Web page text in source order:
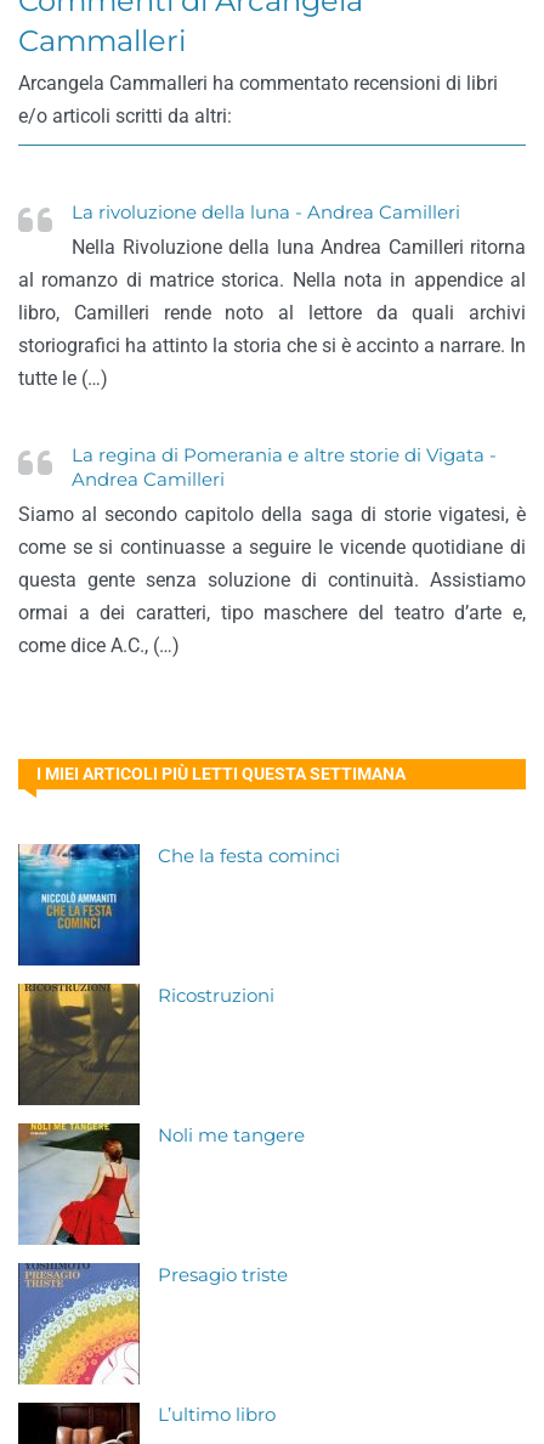
Cammalleri
Arcangela Cammalleri ha commentato recensioni di libri
e/o articoli scritti da altri:
La rivoluzione della luna - Andrea Camilleri
Nella Rivoluzione della luna Andrea Camilleri ritorna
al romanzo di matrice storica. Nella nota in appendice al
libro, Camilleri rende noto al lettore da quali archivi
storiografici ha attinto la storia che si è accinto a narrare. In
tutte le (…)
La regina di Pomerania e altre storie di Vigata -
Andrea Camilleri
Siamo al secondo capitolo della saga di storie vigatesi, è
come se si continuasse a seguire le vicende quotidiane di
questa gente senza soluzione di continuità. Assistiamo
ormai a dei caratteri, tipo maschere del teatro d’arte e,
come dice A.C., (…)
I MIEI ARTICOLI PIÙ LETTI QUESTA SETTIMANA
Che la festa cominci
Ricostruzioni
Noli me tangere
Presagio triste
L’ultimo libro